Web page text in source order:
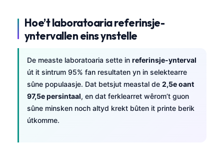
Hoe’t laboratoaria referinsje-
yntervallen eins ynstelle
De measte laboratoaria sette in referinsje-ynterval
út it sintrum 95% fan resultaten yn in selektearre
sûne populaasje. Dat betsjut meastal de 2,5e oant
97,5e persintaal, en dat ferklearret wêrom’t guon
sûne minsken noch altyd krekt bûten it printe berik
útkomme.